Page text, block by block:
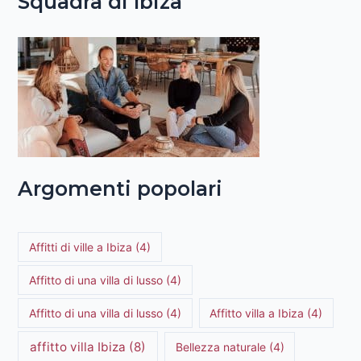
Argomenti popolari
Affitti di ville a Ibiza (4)
Affitto di una villa di lusso (4)
Affitto di una villa di lusso (4) Affitto villa a Ibiza (4)
affitto villa Ibiza (8) Bellezza naturale(4)